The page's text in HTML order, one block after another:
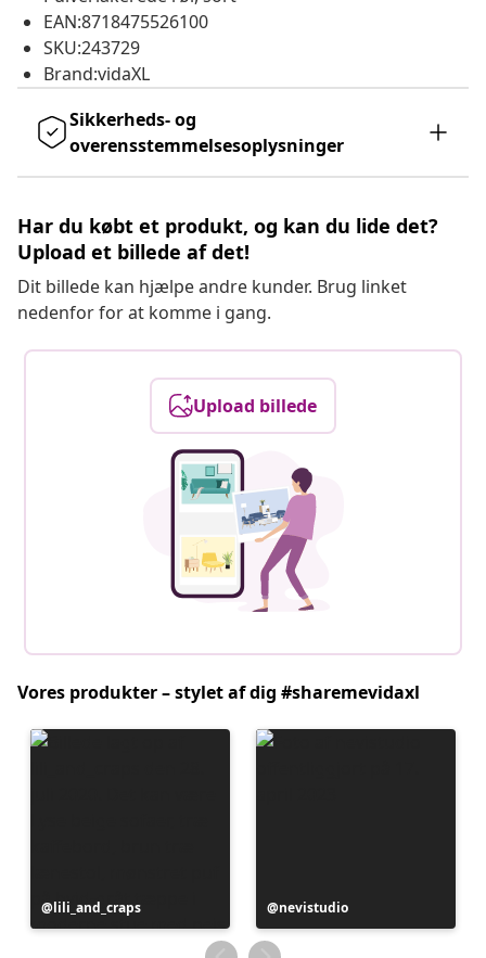
EAN:8718475526100
SKU:243729
Brand:vidaXL
Sikkerheds- og
overensstemmelsesoplysninger
Har du købt et produkt, og kan du lide det?
Upload et billede af det!
Dit billede kan hjælpe andre kunder. Brug linket
nedenfor for at komme i gang.
Upload billede
Vores produkter – stylet af dig #sharemevidaxl
Opslag
offentliggjort
lili_and_craps
Opslag
offentliggjort
af
nevistudio